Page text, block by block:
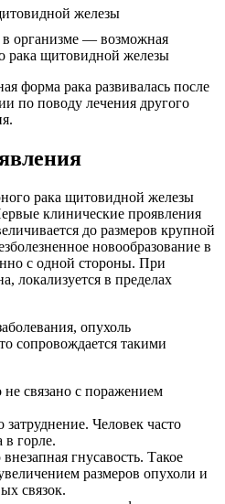
организме — возможная
рака щитовидной железы
форма рака развивалась после
по поводу лечения другого
рака щитовидной железы
клинические проявления
до размеров крупной
новообразование в
с одной стороны. При
локализуется в пределах
опухоль
сопровождается такими
связано с поражением
Человек часто
горле.
гнусавость. Такое
размеров опухоли и
связок.